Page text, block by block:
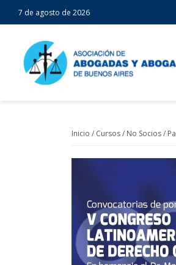
7 de agosto de 2026
Inicio / Cursos/ No Socios/